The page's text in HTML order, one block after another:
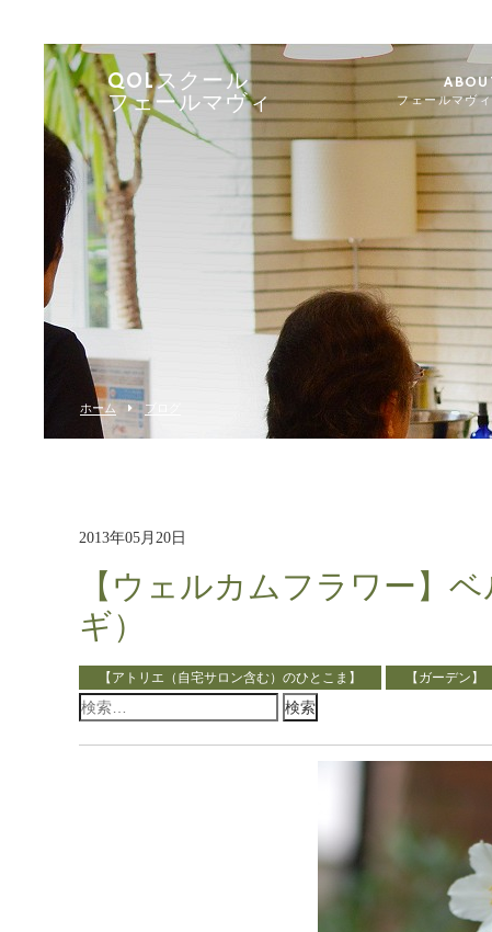
QOLスクール
フェールマヴィ
フェールマヴ
ホーム ブログ
2013年05月20日
【ウェルカムフラワー】
ギ）
【アトリエ（自宅サロン含む）のひとこま】 【ガーデン】
検